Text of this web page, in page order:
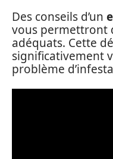
Des conseils d’un
vous permettront
adéquats. Cette
significativement
problème